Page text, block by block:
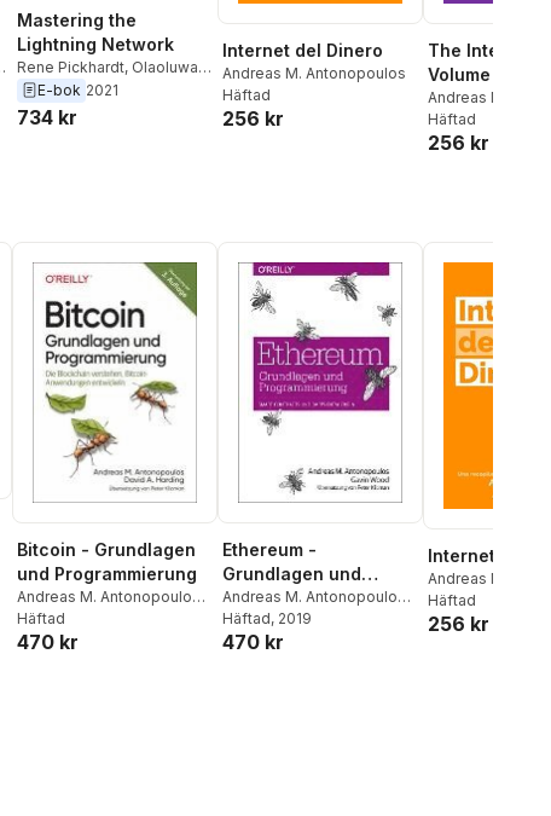
Mastering the
Lightning Network
Rene Pickhardt, Olaoluwa
Osuntokun,Andreas M.
Antonopoulos
E-bok 2021
734 kr
Internet del Dinero
Andreas M. Antonopoulos
Häftad
256 kr
The Internet
Volume Two: A
collection of
Andreas M.
Antonopoulos
Andreas M.
Häftad
256 kr
Bitcoin - Grundlagen
und Programmierung
Andreas M. Antonopoulos ,
David A. Harding
Häftad
470 kr
Ethereum -
Grundlagen und
Programmierung
Andreas M. Antonopoulos ,
Gavin Wood
Häftad, 2019
470 kr
Internet del
Andreas M.
Häftad
256 kr